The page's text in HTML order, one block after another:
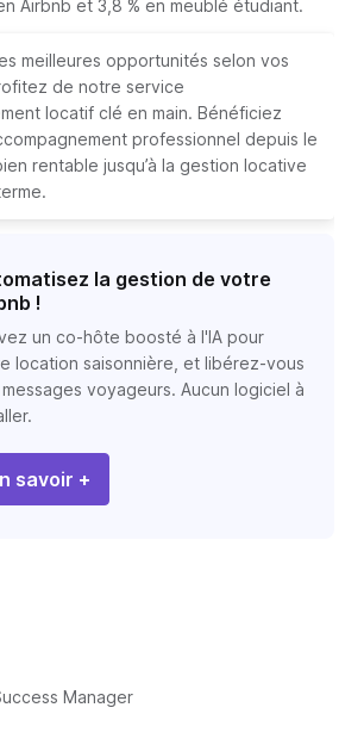
Airbnb et 3,8 % en meublé étudiant.
meilleures opportunités selon vos
de notre service
locatif clé en main. Bénéficiez
professionnel depuis le
rentable jusqu’à la gestion locative
la gestion de votre
!
un co-hôte boosté à l'IA pour
location saisonnière, et libérez-vous
voyageurs. Aucun logiciel à
savoir +
Manager